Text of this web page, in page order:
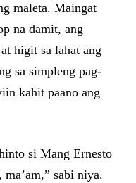
maleta. Maingat
na damit, ang
higit sa lahat ang
sa simpleng pag-
kahit paano ang
si Mang Ernesto
sabi niya.